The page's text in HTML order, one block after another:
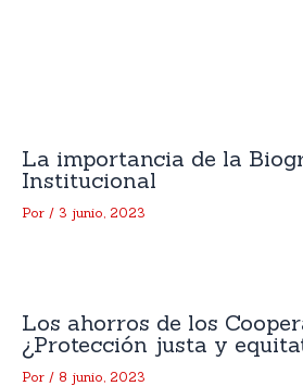
La importancia de la
Institucional
Por / 3 junio, 2023
Los ahorros de los
¿Protección justa y
Por / 8 junio, 2023